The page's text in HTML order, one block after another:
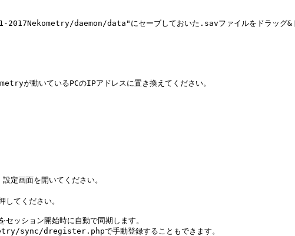
daemon/data"にセーブしておいた.savファイルをドラッグ&ド
が動いているPCのIPアドレスに置き換えてください。
画面を開いてください。
てください。
ッション開始時に自動で同期します。
sync/dregister.phpで手動登録することもできます。